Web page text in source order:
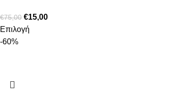
€75,00 €15,00
Επιλογή
-60%